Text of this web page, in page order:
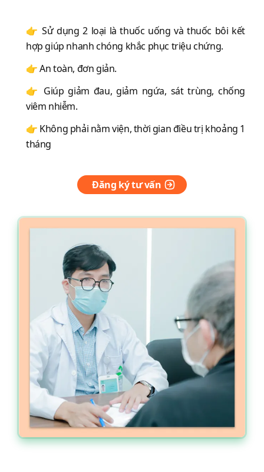
👉 Sử dụng 2 loại là thuốc uống và thuốc bôi kết
hợp giúp nhanh chóng khắc phục triệu chứng.
👉 An toàn, đơn giản.
👉 Giúp giảm đau, giảm ngứa, sát trùng, chống
viêm nhiễm.
👉 Không phải nằm viện, thời gian điều trị khoảng 1
tháng
Đăng ký tư vấn